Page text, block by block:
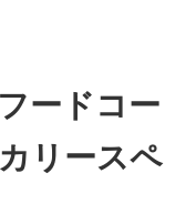
ードコー
リースペ